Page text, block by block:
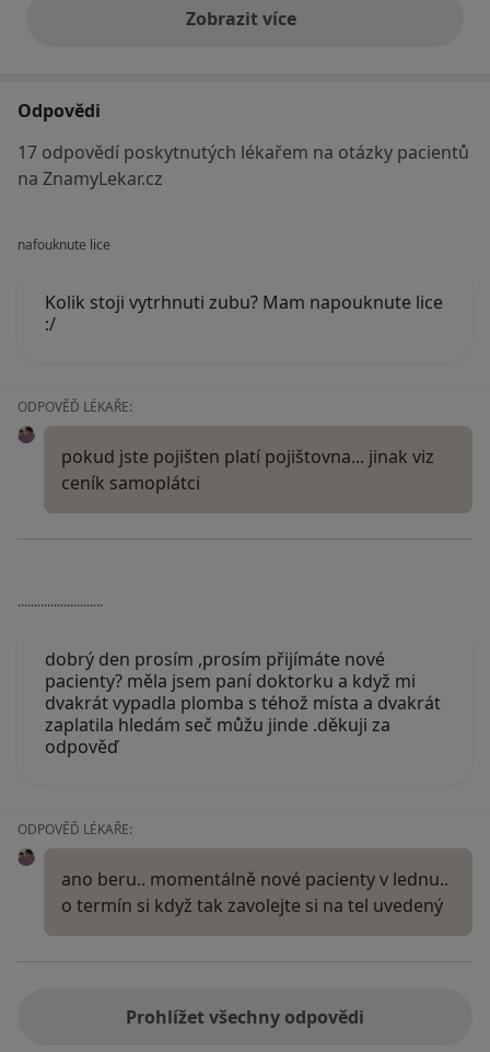
Zobrazit vícevýše uvedené názory
Odpovědi
17 odpovědí poskytnutých lékařem na otázky pacientů
na ZnamyLekar.cz
nafouknute lice
Kolik stoji vytrhnuti zubu? Mam napouknute lice
:/
ODPOVĚĎ LÉKAŘE:
pokud jste pojišten platí pojištovna... jinak viz
ceník samoplátci
..........................
dobrý den prosím ,prosím přijímáte nové
pacienty? měla jsem paní doktorku a když mi
dvakrát vypadla plomba s téhož místa a dvakrát
zaplatila hledám seč můžu jinde .děkuji za
odpověď
ODPOVĚĎ LÉKAŘE:
ano beru.. momentálně nové pacienty v lednu..
o termín si když tak zavolejte si na tel uvedený
Prohlížet všechny odpovědi